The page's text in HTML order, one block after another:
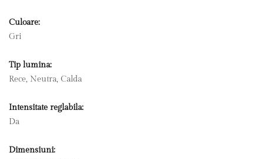
Culoare:
Gri
Tip lumina:
Rece, Neutra, Calda
Intensitate reglabila:
Da
Dimensiuni: